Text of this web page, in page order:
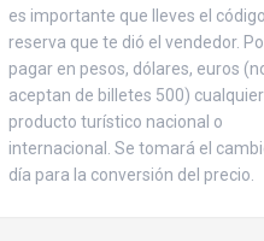
es importante que lleves el
reserva que te dió el vendedor.
pagar en pesos, dólares, euros
aceptan de billetes 500) cualquier
producto turístico nacional o
internacional. Se tomará el
día para la conversión del precio.